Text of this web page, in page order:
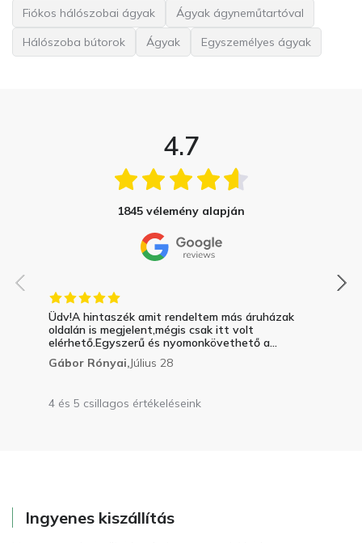
Fiókos hálószobai ágyak
Ágyak ágyneműtartóval
Hálószoba bútorok
Ágyak Egyszemélyes ágyak
4.7
1845 vélemény alapján
Üdv!A hintaszék amit rendeltem más áruházak
oldalán is megjelent,mégis csak itt volt
elérhető.Egyszerű és nyomonkövethető a...
Gábor Rónyai,Július 28
4 és 5 csillagos értékeléseink
Ingyenes kiszállítás